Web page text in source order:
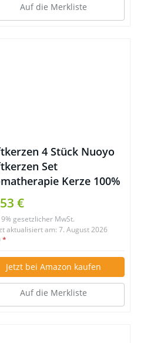
Auf die Merkliste
4 Stück Nuoyo
Set
Kerze 100%
mit Angenehmen
für Baden
Körper
€
gesetzlicher MwSt.
aktualisiert am: 7. August 2026
*
Jetzt bei Amazon kaufen
Auf die Merkliste